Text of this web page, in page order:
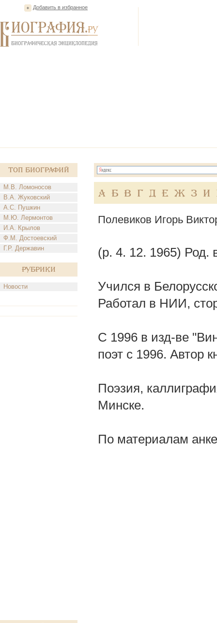
Добавить в избранное
Топ Биографий
М.В. Ломоносов
В.А. Жуковский
А.С. Пушкин
М.Ю. Лермонтов
И.А. Крылов
Ф.М. Достоевский
Г.Р. Державин
Рубрики
Новости
А Б В Г Д Е Ж З И
Полевиков Игорь
(р. 4. 12. 1965) Род.
Учился в
Работал в НИИ,
С 1996 в изд-ве
поэт с 1996. Автор
Поэзия,
Минске.
По материалам